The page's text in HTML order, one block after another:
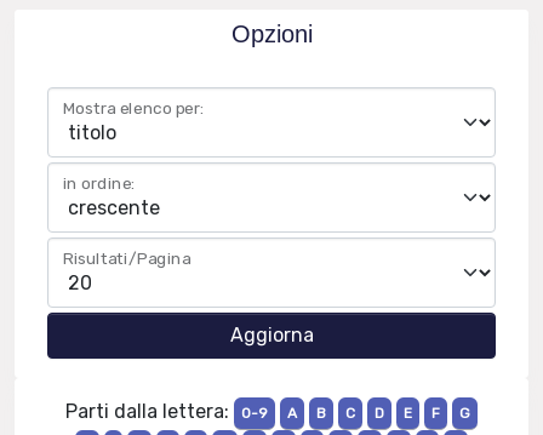
Opzioni
Mostra elenco per:
in ordine:
Risultati/Pagina
Parti dalla lettera: 0-9 A B C D E F
G